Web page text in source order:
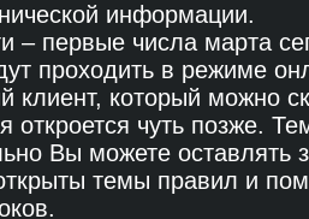
информации.
– первые числа марта
проходить в режиме
клиент, который можно
откроется чуть позже.
Вы можете оставлять
темы правил и